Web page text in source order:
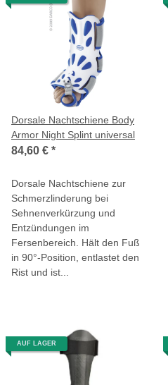
Dorsale Nachtschiene Body
Armor Night Splint universal
84,60 € *
Dorsale Nachtschiene zur
Schmerzlinderung bei
Sehnenverkürzung und
Entzündungen im
Fersenbereich. Hält den Fuß
in 90°-Position, entlastet den
Rist und ist...
AUF LAGER